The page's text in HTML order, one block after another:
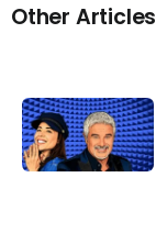
Other Articles